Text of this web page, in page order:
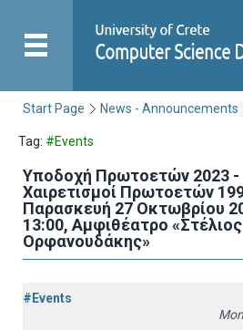
Start Page News - Announcements
Tag: #Events
Υποδοχή Πρωτοετών 2023 -
Χαιρετισμοί Πρωτοετών
Παρασκευή 27 Οκτωβρίου
13:00, Αμφιθέατρο «Στέλιος
Ορφανουδάκης»
#Events